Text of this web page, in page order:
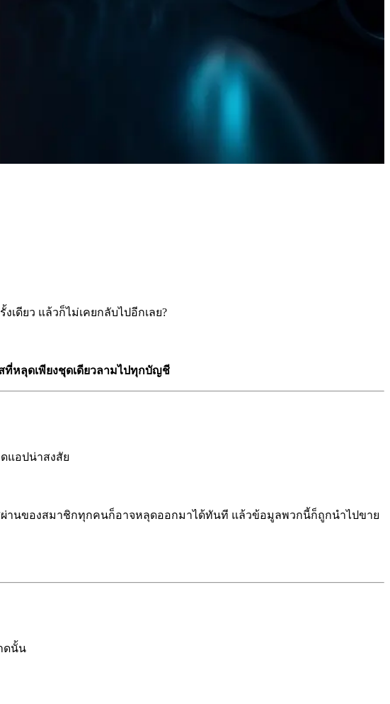
ดียว แล้วก็ไม่เคยกลับไปอีกเลย?
หลุดเพียงชุดเดียวลามไปทุกบัญชี
แอปน่าสงสัย
านของสมาชิกทุกคนก็อาจหลุดออกมาได้ทันที แล้วข้อมูลพวกนี้ก็ถูกนำไปขาย
ดนั้น